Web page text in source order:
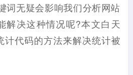
词无疑会影响我们分析网站
解决这种情况呢?本文白天
计代码的方法来解决统计被